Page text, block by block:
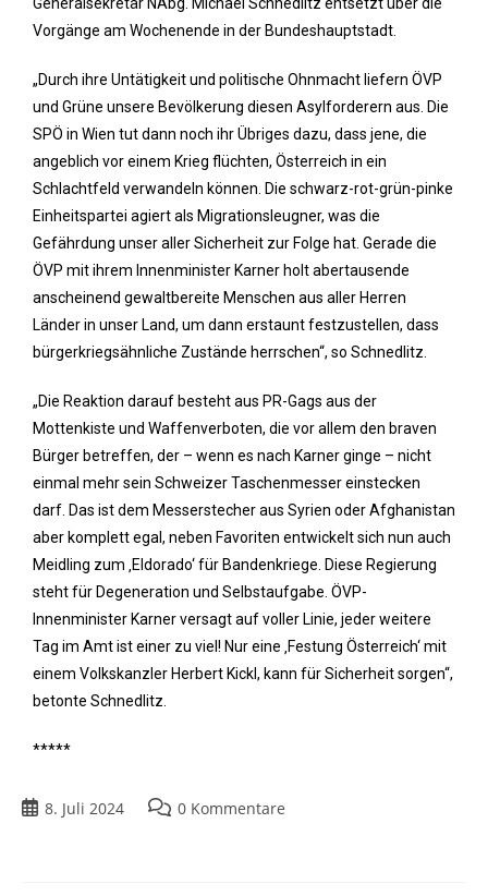
Vorgänge am Wochenende in der Bundeshauptstadt.
„Durch ihre Untätigkeit und politische Ohnmacht liefern ÖVP
und Grüne unsere Bevölkerung diesen Asylforderern aus. Die
SPÖ in Wien tut dann noch ihr Übriges dazu, dass jene, die
angeblich vor einem Krieg flüchten, Österreich in ein
Schlachtfeld verwandeln können. Die schwarz-rot-grün-pinke
Einheitspartei agiert als Migrationsleugner, was die
Gefährdung unser aller Sicherheit zur Folge hat. Gerade die
ÖVP mit ihrem Innenminister Karner holt abertausende
anscheinend gewaltbereite Menschen aus aller Herren
Länder in unser Land, um dann erstaunt festzustellen, dass
bürgerkriegsähnliche Zustände herrschen“, so Schnedlitz.
„Die Reaktion darauf besteht aus PR-Gags aus der
Mottenkiste und Waffenverboten, die vor allem den braven
Bürger betreffen, der – wenn es nach Karner ginge – nicht
einmal mehr sein Schweizer Taschenmesser einstecken
darf. Das ist dem Messerstecher aus Syrien oder Afghanistan
aber komplett egal, neben Favoriten entwickelt sich nun auch
Meidling zum ‚Eldorado‘ für Bandenkriege. Diese Regierung
steht für Degeneration und Selbstaufgabe. ÖVP-
Innenminister Karner versagt auf voller Linie, jeder weitere
Tag im Amt ist einer zu viel! Nur eine ‚Festung Österreich‘ mit
einem Volkskanzler Herbert Kickl, kann für Sicherheit sorgen“,
betonte Schnedlitz.
*****
8. Juli 2024 0 Kommentare